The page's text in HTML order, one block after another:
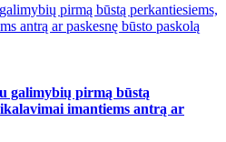
pirmą būstą perkantiesiems,
antrą ar paskesnę būsto paskolą
galimybių pirmą būstą
imantiems antrą ar